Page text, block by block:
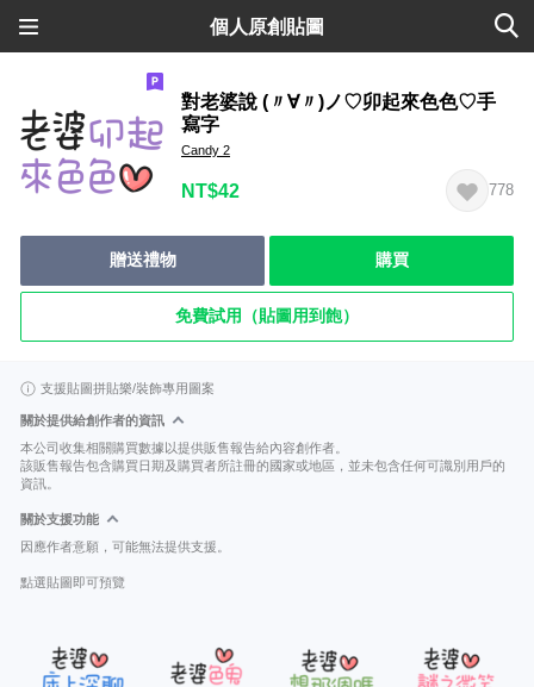
個人原創貼圖
對老婆說 (〃∀〃)ノ♡卯起來色色♡手
寫字
Candy 2
NT$42 778
贈送禮物 購買
免費試用（貼圖用到飽）
支援貼圖拼貼樂/裝飾專用圖案
關於提供給創作者的資訊
本公司收集相關購買數據以提供販售報告給內容創作者。
該販售報告包含購買日期及購買者所註冊的國家或地區，並未包含任何可識別用戶的
資訊。
關於支援功能
因應作者意願，可能無法提供支援。
點選貼圖即可預覽